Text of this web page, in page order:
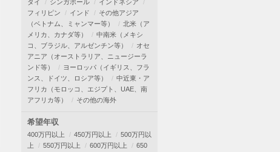
タイ
シンガポール
インドネシア
フィリピン
インド
その他アジア
（ベトナム、ミャンマー等）
北米（ア
メリカ、カナダ等）
中南米（メキシ
コ、ブラジル、アルゼンチン等）
オセ
アニア（オーストラリア、ニュージーラ
ンド等）
ヨーロッパ（イギリス、フラ
ンス、ドイツ、ロシア等）
中近東・ア
フリカ（モロッコ、エジプト、UAE、南
アフリカ等）
その他の海外
希望年収
400万円以上 450万円以上
500万円以
上
550万円以上 600万円以上
650